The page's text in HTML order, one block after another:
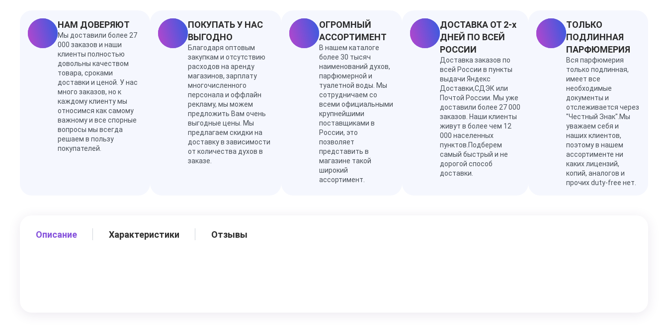
НАМ ДОВЕРЯЮТ
Мы доставили более 27
000 заказов и наши
клиенты полностью
довольны качеством
товара, сроками
доставки и ценой. У нас
много заказов, но к
каждому клиенту мы
относимся как самому
важному и все спорные
вопросы мы всегда
решаем в пользу
покупателей.
ПОКУПАТЬ У НАС
ВЫГОДНО
Благодаря оптовым
закупкам и отсутствию
расходов на аренду
магазинов, зарплату
многочисленного
персонала и оффлайн
рекламу, мы можем
предложить Вам очень
выгодные цены. Мы
предлагаем скидки на
доставку в зависимости
от количества духов в
заказе.
ОГРОМНЫЙ
АССОРТИМЕНТ
В нашем каталоге
более 30 тысяч
наименований духов,
парфюмерной и
туалетной воды. Мы
сотрудничаем со
всеми официальными
крупнейшими
поставщиками в
России, это
позволяет
представить в
магазине такой
широкий
ассортимент.
ДОСТАВКА ОТ 2-х
ДНЕЙ ПО ВСЕЙ
РОССИИ
Доставка заказов по
всей России в пункты
выдачи Яндекс
Доставки,СДЭК или
Почтой России. Мы уже
доставили более 27 000
заказов. Наши клиенты
живут в более чем 12
000 населенных
пунктов.Подберем
самый быстрый и не
дорогой способ
доставки.
ТОЛЬКО
ПОДЛИННАЯ
ПАРФЮМЕРИЯ
Вся парфюмерия
только подлинная,
имеет все
необходимые
документы и
отслеживается через
"Честный Знак".Мы
уважаем себя и
наших клиентов,
поэтому в нашем
ассортименте ни
каких лицензий,
копий, аналогов и
прочих duty-free нет.
Описание Характеристики Отзывы